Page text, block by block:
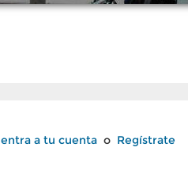
entra a tu cuenta o Regístrate